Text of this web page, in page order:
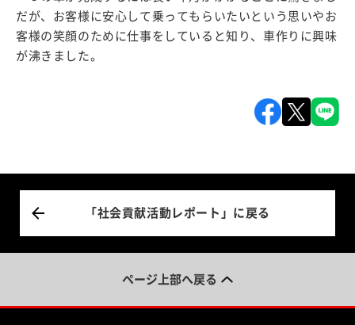
だが、お客様に安心して乗ってもらいたいという思いやお
客様の笑顔のために仕事をしていると知り、車作りに興味
が沸きました。
「社会貢献活動レポート」に戻る
ページ上部へ戻る